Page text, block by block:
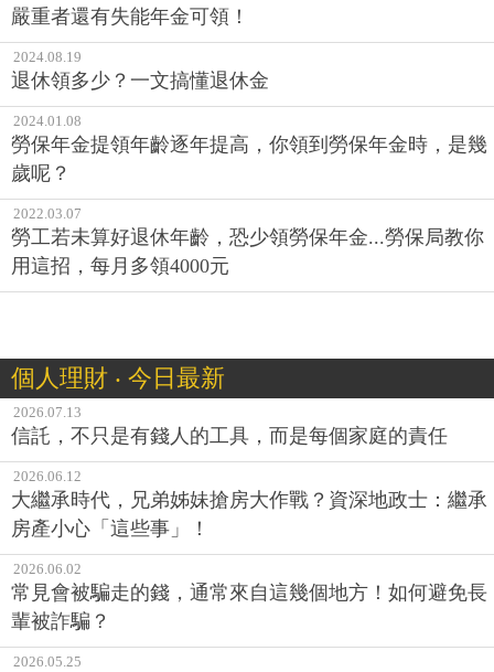
嚴重者還有失能年金可領！
2024.08.19
退休領多少？一文搞懂退休金
2024.01.08
勞保年金提領年齡逐年提高，你領到勞保年金時，是幾
歲呢？
2022.03.07
勞工若未算好退休年齡，恐少領勞保年金...勞保局教你
用這招，每月多領4000元
個人理財 ‧ 今日最新
2026.07.13
信託，不只是有錢人的工具，而是每個家庭的責任
2026.06.12
大繼承時代，兄弟姊妹搶房大作戰？資深地政士：繼承
房產小心「這些事」！
2026.06.02
常見會被騙走的錢，通常來自這幾個地方！如何避免長
輩被詐騙？
2026.05.25